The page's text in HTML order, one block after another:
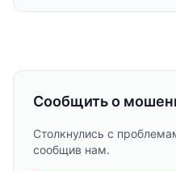
Сообщить о
Столкнулись с
сообщив нам.